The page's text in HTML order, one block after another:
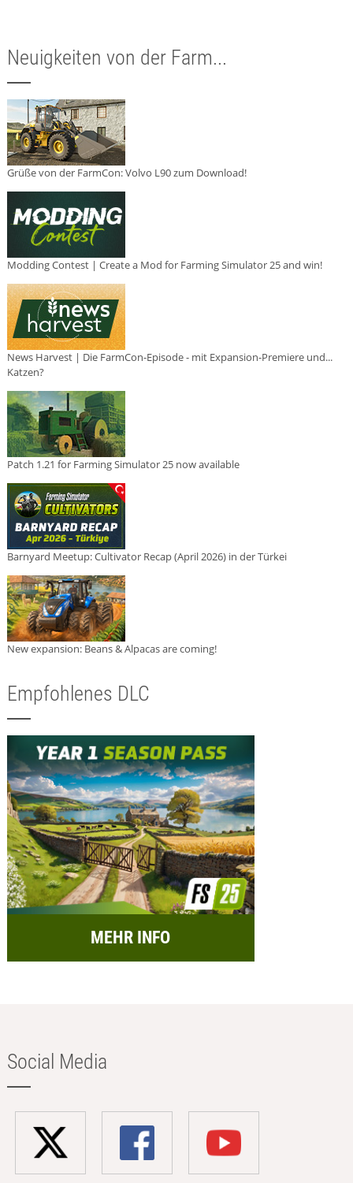
Neuigkeiten von der Farm...
Grüße von der FarmCon: Volvo L90 zum Download!
Modding Contest | Create a Mod for Farming Simulator 25 and win!
News Harvest | Die FarmCon-Episode - mit Expansion-Premiere und...
Katzen?
Patch 1.21 for Farming Simulator 25 now available
Barnyard Meetup: Cultivator Recap (April 2026) in der Türkei
New expansion: Beans & Alpacas are coming!
Empfohlenes DLC
MEHR INFO
Social Media